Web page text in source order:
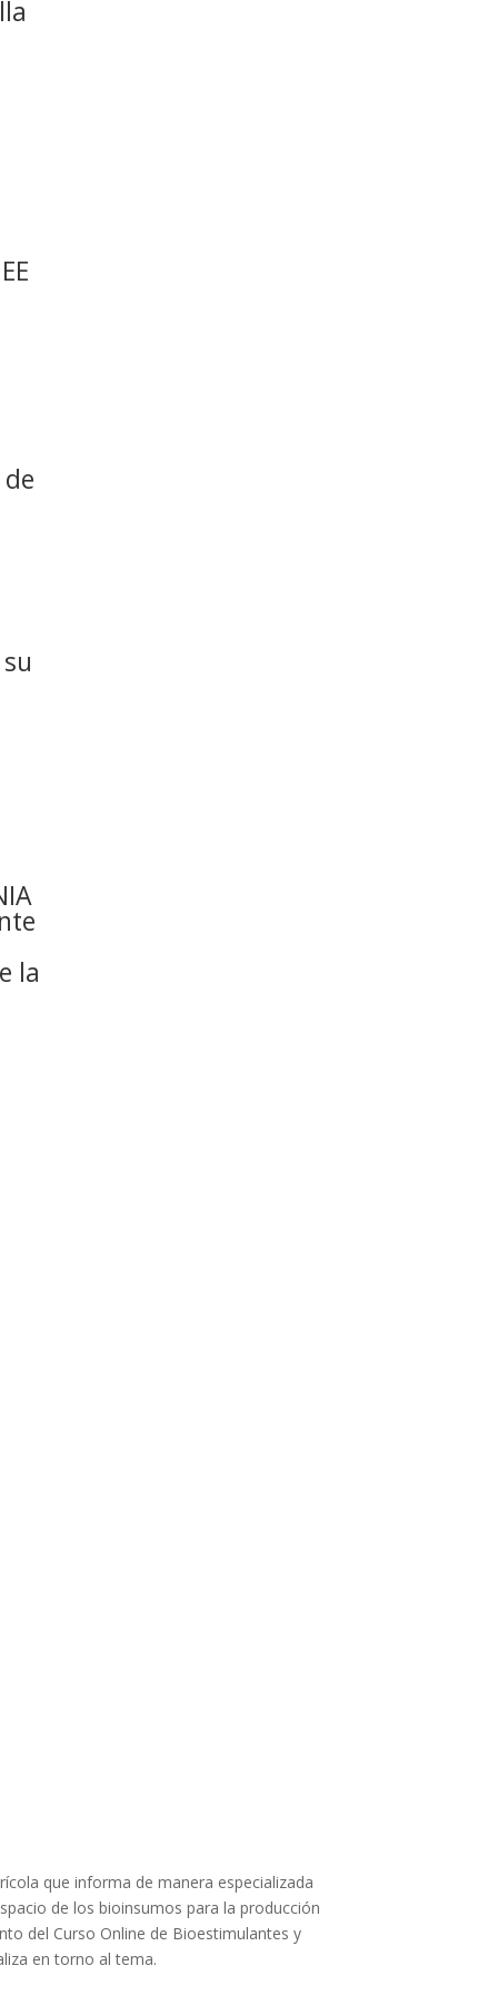
la
que informa de manera especializada
de los bioinsumos para la producción
del Curso Online de Bioestimulantes y
en torno al tema.